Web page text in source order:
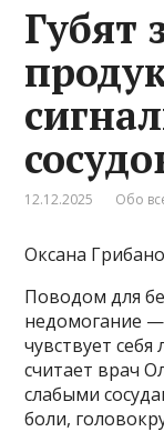
Губят
12.12.2025 Обо
Оксана
Поводом для
недомогание —
чувствует
считает врач
слабыми
боли,